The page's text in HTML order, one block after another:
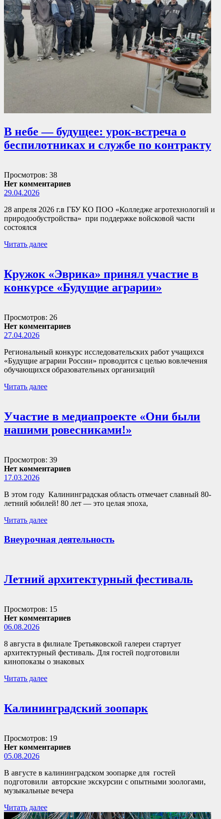
В небе — будущее: урок-встреча о
беспилотниках и службе по контракту
Просмотров: 38
Нет комментариев
29.04.2026
28 апреля 2026 г.в ГБУ КО ПОО «Колледже агротехнологий и
природообустройства» при поддержке войсковой части
состоялся
Читать далее
Кружок «Эврика» принял участие в
конкурсе «Будущие аграрии»
Просмотров: 26
Нет комментариев
27.04.2026
Региональный конкурс исследовательских работ учащихся
«Будущие аграрии России» проводится с целью вовлечения
обучающихся образовательных организаций
Читать далее
Участие в медиапроекте «Они были
нашими ровесниками!»
Просмотров: 39
Нет комментариев
17.03.2026
В этом году Калининградская область отмечает славный 80-
летний юбилей! 80 лет — это целая эпоха,
Читать далее
Внеурочная деятельность
Летний архитектурный фестиваль
Просмотров: 15
Нет комментариев
06.08.2026
8 августа в филиале Третьяковской галереи стартует
архитектурный фестиваль. Для гостей подготовили
кинопоказы о знаковых
Читать далее
Калининградский зоопарк
Просмотров: 19
Нет комментариев
05.08.2026
В августе в калининградском зоопарке для гостей
подготовили авторские экскурсии с опытными зоологами,
музыкальные вечера
Читать далее